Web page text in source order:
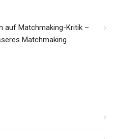
auf Matchmaking-Kritik –
Matchmaking